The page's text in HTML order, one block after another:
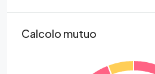
Calcolo mutuo